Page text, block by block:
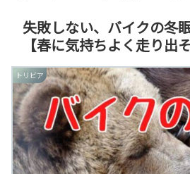
失敗しない、バイクの冬
【春に気持ちよく走り出
トリビア